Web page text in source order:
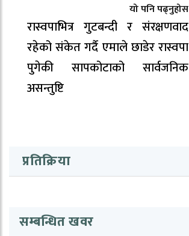
यो पनि पढ्नुहोस
रास्वपाभित्र गुटबन्दी र संरक्षणवाद
रहेको संकेत गर्दै एमाले छाडेर रास्वपा
पुगेकी सापकोटाको सार्वजनिक
असन्तुष्टि
प्रतिक्रिया
सम्बन्धित खवर